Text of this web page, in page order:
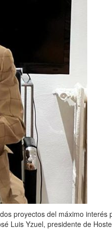
proyectos del máximo
Luis Yzuel, presidente de